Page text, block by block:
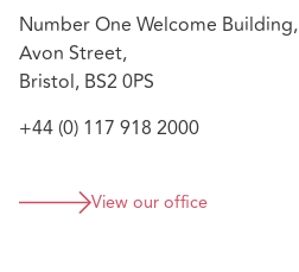
Number One Welcome Building,
Avon Street,
Bristol, BS2 0PS
+44 (0) 117 918 2000
View our office